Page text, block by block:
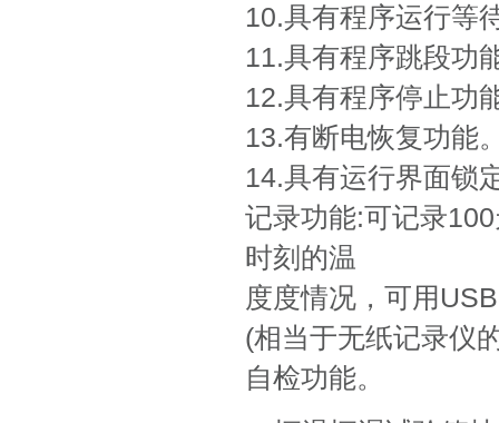
10.具有程序运行等
11.具有程序跳段功
12.具有程序停止功
13.有断电恢复功能
14.具有运行界面锁
记录功能:可记录
时刻的温
度度情况，可用
(相当于无纸记录仪
自检功能。